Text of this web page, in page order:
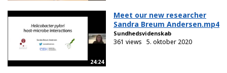
24:24
Meet our new researcher
Sandra Breum Andersen.mp4
Sundhedsvidenskab
361 views 5. oktober 2020